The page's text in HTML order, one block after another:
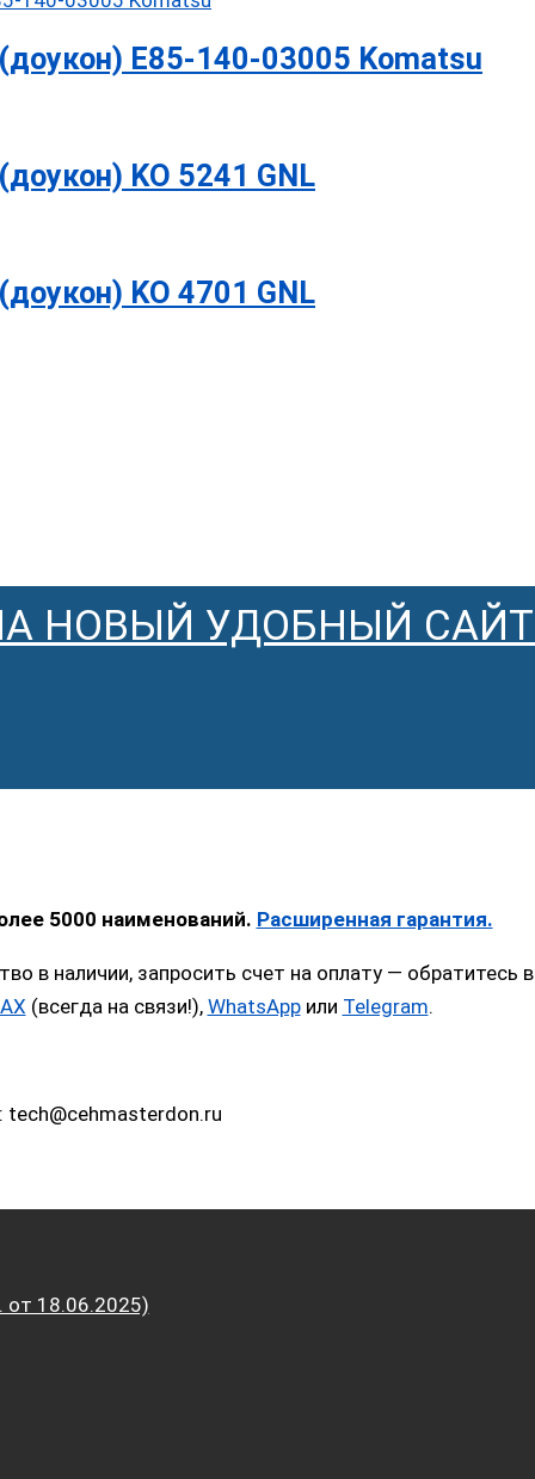
E85-140-03005 Komatsu
KO 5241 GNL
KO 4701 GNL
НОВЫЙ УДОБНЫЙ
5000 наименований. Расширенная гарантия.
в наличии, запросить счет на оплату —
(всегда на связи!), WhatsAppили Telegram.
tech@cehmasterdon.ru
18.06.2025)